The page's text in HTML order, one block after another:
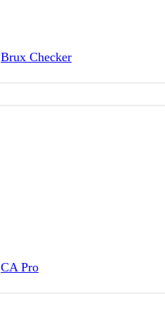
Brux Checker
CA Pro